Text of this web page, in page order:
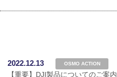
2022.12.13 OSMO ACTION
【重要】DJI製品についてのご案内